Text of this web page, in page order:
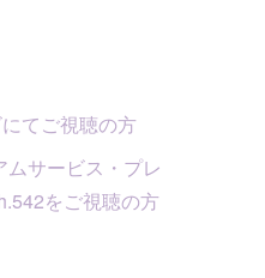
てご視聴の方
サービス・プレ
をご視聴の方